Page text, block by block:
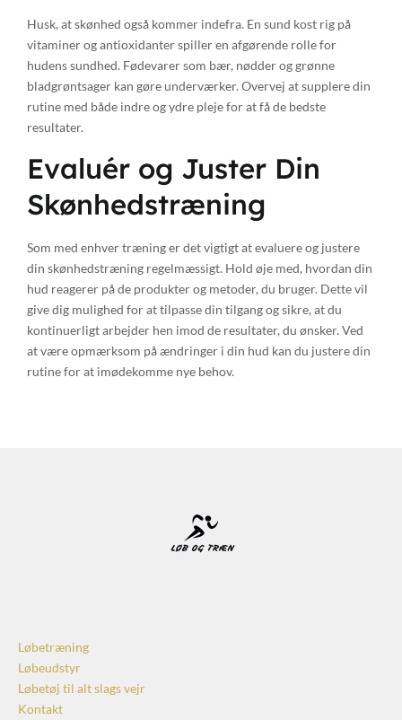
Husk, at skønhed også kommer indefra. En sund kost rig på
vitaminer og antioxidanter spiller en afgørende rolle for
hudens sundhed. Fødevarer som bær, nødder og grønne
bladgrøntsager kan gøre underværker. Overvej at supplere din
rutine med både indre og ydre pleje for at få de bedste
resultater.
Evaluér og Juster Din
Skønhedstræning
Som med enhver træning er det vigtigt at evaluere og justere
din skønhedstræning regelmæssigt. Hold øje med, hvordan din
hud reagerer på de produkter og metoder, du bruger. Dette vil
give dig mulighed for at tilpasse din tilgang og sikre, at du
kontinuerligt arbejder hen imod de resultater, du ønsker. Ved
at være opmærksom på ændringer i din hud kan du justere din
rutine for at imødekomme nye behov.
Løbetræning
Løbeudstyr
Løbetøj til alt slags vejr
Kontakt